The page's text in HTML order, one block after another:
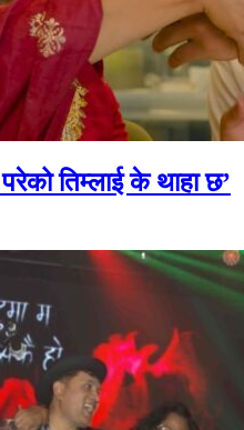
तिम्लाई के थाहा छ’